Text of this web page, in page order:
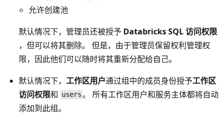
允许创建池
默认情况下，管理员还被授予 Databricks SQL 访问权限
，但可以将其删除。 但是，由于管理员保留权利管理权
限，因此他们可以随时将其重新分配给自己。
默认情况下， 工作区用户通过组中的成员身份授予工作区
访问权限和 users 。 所有工作区用户和服务主体都将自动
添加到此组。